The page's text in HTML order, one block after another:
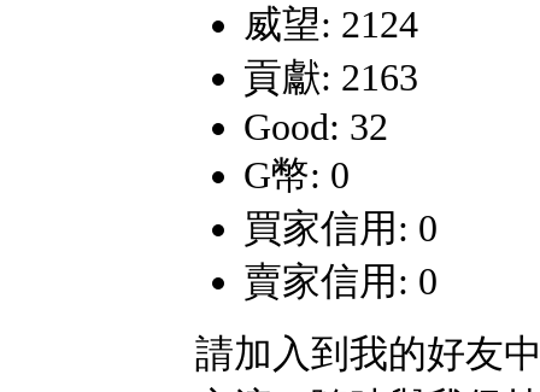
威望: 2124
貢獻: 2163
Good: 32
G幣: 0
買家信用: 0
賣家信用: 0
請加入到我的好友